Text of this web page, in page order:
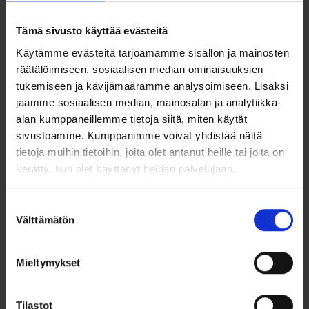
Tämä sivusto käyttää evästeitä
Käytämme evästeitä tarjoamamme sisällön ja mainosten
räätälöimiseen, sosiaalisen median ominaisuuksien
tukemiseen ja kävijämäärämme analysoimiseen. Lisäksi
jaamme sosiaalisen median, mainosalan ja analytiikka-
alan kumppaneillemme tietoja siitä, miten käytät
sivustoamme. Kumppanimme voivat yhdistää näitä
tietoja muihin tietoihin, joita olet antanut heille tai joita on
kerätty, kun olet käyttänyt heidän palvelujaan.
valinta
Välttämätön
Mieltymykset
Tilastot
Kohinoor Juliette
timanttisormus
033-204V-11 ko...
Kohinoor Juliette -
Valitse malli
Lisää toivelistalle
Kohinoor
timanttisormus
033-T5258V 0,25
W/S/VSB...
Lisää toivelistalle